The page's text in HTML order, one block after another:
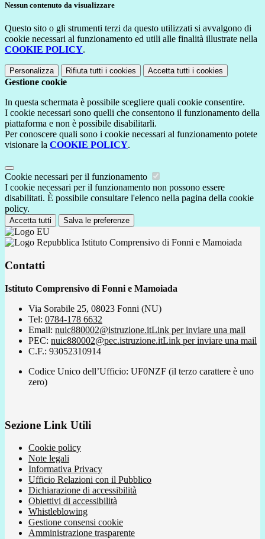
Nessun contenuto da visualizzare
Questo sito o gli strumenti terzi da questo utilizzati si avvalgono di
cookie necessari al funzionamento ed utili alle finalità illustrate nella
COOKIE POLICY.
Personalizza Rifiuta tutti i cookies Accetta tutti i cookies
Gestione cookie
In questa schermata è possibile scegliere quali cookie consentire.
I cookie necessari sono quelli che consentono il funzionamento della
piattaforma e non è possibile disabilitarli.
Per conoscere quali sono i cookie necessari al funzionamento potete
visionare la COOKIE POLICY.
Cookie necessari per il funzionamento
I cookie necessari per il funzionamento non possono essere
disabilitati. È possibile consultare l'elenco nella pagina della cookie
policy.
Accetta tutti Salva le preferenze
Istituto Comprensivo di Fonni e Mamoiada
Contatti
Istituto Comprensivo di Fonni e Mamoiada
Via Sorabile 25, 08023 Fonni (NU)
Tel: 0784-178 6632
Email: nuic880002@istruzione.itLink per inviare una mail
PEC: nuic880002@pec.istruzione.itLink per inviare una mail
C.F.: 93052310914
Codice Unico dell’Ufficio: UF0NZF (il terzo carattere è uno
zero)
Sezione Link Utili
Cookie policy
Note legali
Informativa Privacy
Ufficio Relazioni con il Pubblico
Dichiarazione di accessibilità
Obiettivi di accessibilità
Whistleblowing
Gestione consensi cookie
Amministrazione trasparente